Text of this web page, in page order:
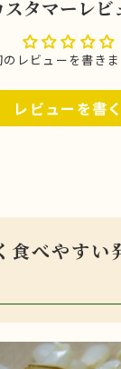
スタマーレビ
のレビューを書きま
レビューを書く
食べやすい